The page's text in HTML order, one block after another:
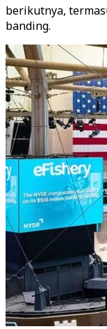
berikutnya,
banding.